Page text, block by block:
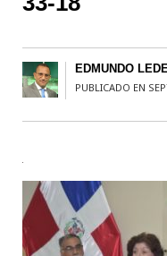
EDMUNDO
PUBLICADO EN